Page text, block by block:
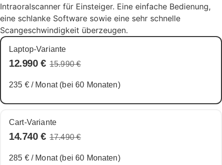
Intraoralscanner für Einsteiger. Eine einfache Bedienung,
eine schlanke Software sowie eine sehr schnelle
Scangeschwindigkeit überzeugen.
Laptop-Variante
12.990 € 15.990 €
235 €/ Monat (bei 60 Monaten)
Cart-Variante
14.740 € 17.490 €
285 €/ Monat (bei 60 Monaten)